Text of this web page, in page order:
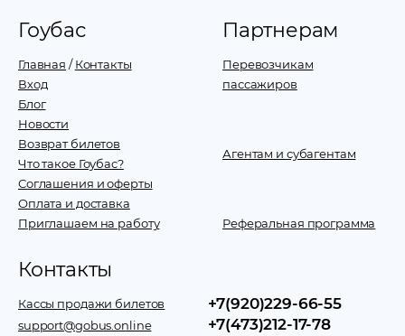
Гоубас
Главная /Контакты
Вход
Блог
Новости
Возврат билетов
Что такое Гоубас?
Соглашения и оферты
Оплата и доставка
Приглашаем на работу
Партнерам
Перевозчикам
пассажиров
Агентам и субагентам
Реферальная программа
Контакты
Кассы продажи билетов
support@gobus.online
+7(920)229-66-55
+7(473)212-17-78